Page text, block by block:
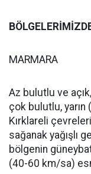
MARMARA
Az bulutlu ve
çok bulutlu,
Kırklareli
sağanak yağışlı
bölgenin
(40-60 km/sa)